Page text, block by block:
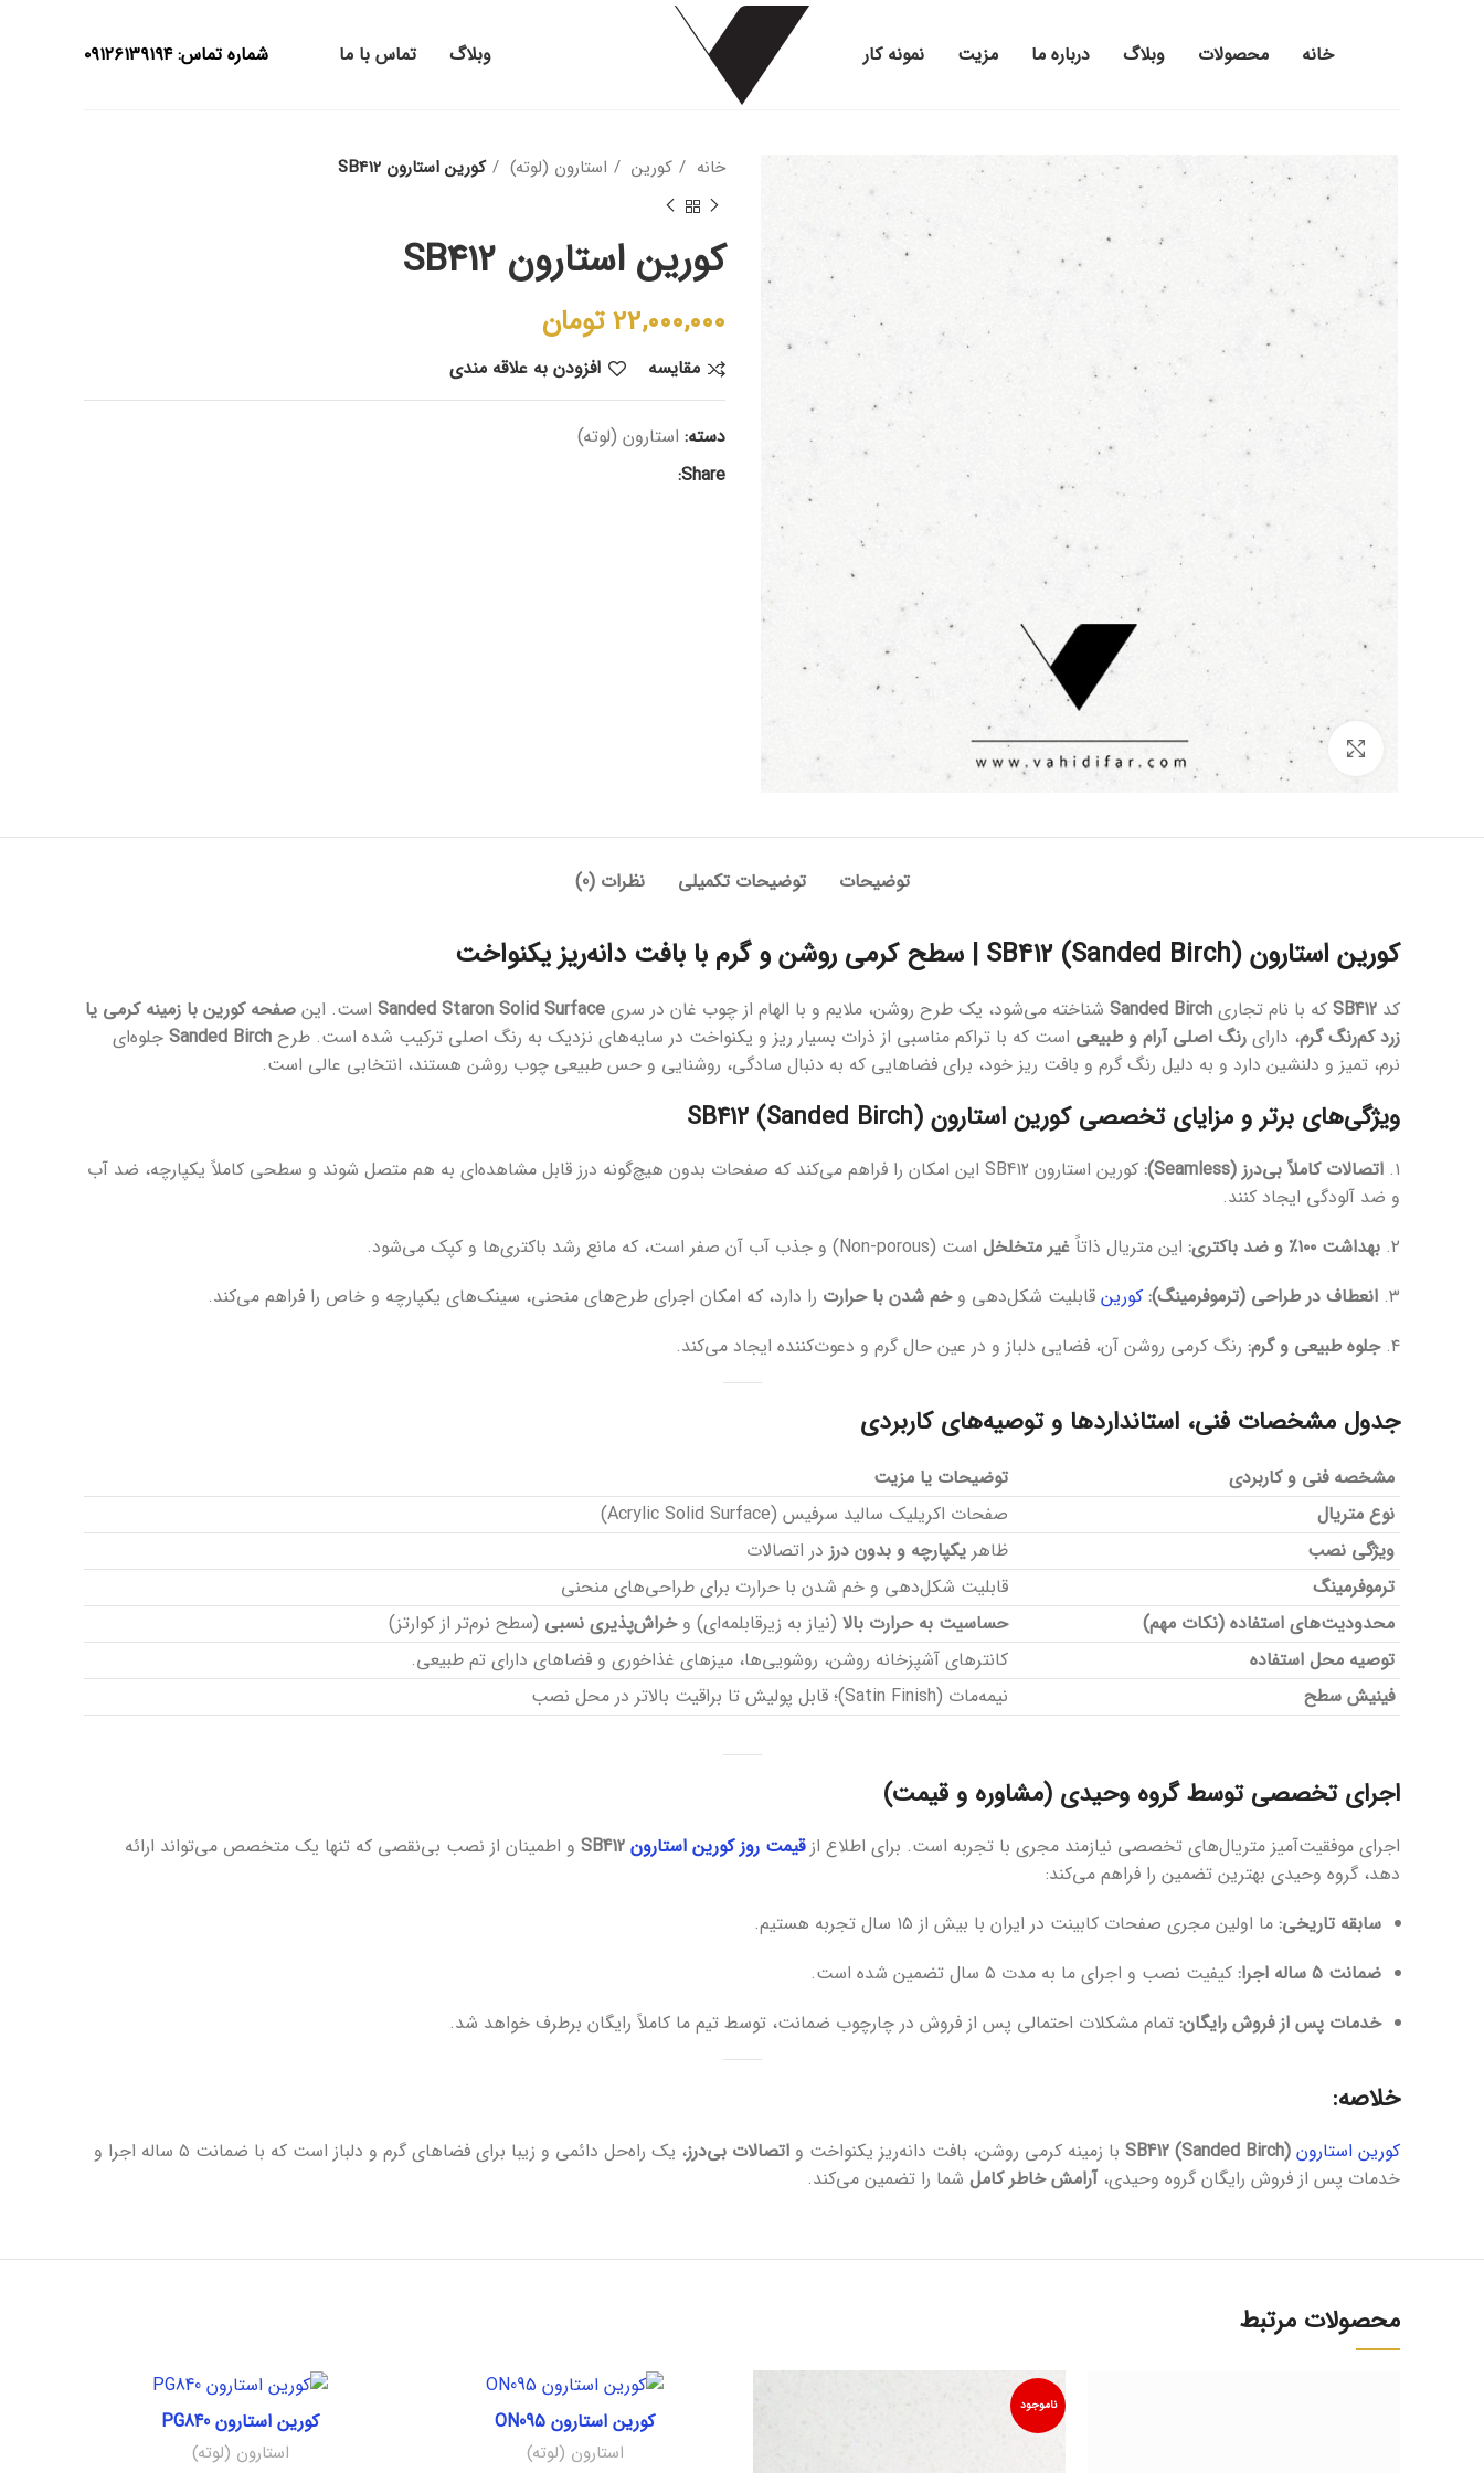
خانه محصولات وبلاگ درباره ما مزیت نمونه کار وبلاگ تماس با ما شماره تماس: ۰۹۱۲۶۱۳۹۱۹۴
بزرگنمایی تصویر
خانه کورین استارون (لوته) کورین استارون SB412
کورین استارون SB412
22,000,000 تومان
مقایسه افزودن به علاقه مندی
دسته: استارون (لوته)
Share:
توضیحات توضیحات تکمیلی نظرات (0)
کورین استارون SB412 (Sanded Birch) | سطح کرمی روشن و گرم با بافت دانه‌ریز یکنواخت
کد SB412 که با نام تجاری Sanded Birch شناخته می‌شود، یک طرح روشن، ملایم و با الهام از چوب غان در سری Sanded Staron Solid Surface است. این صفحه کورین با زمینه کرمی یا
زرد کم‌رنگ گرم، دارای رنگ اصلی آرام و طبیعی است که با تراکم مناسبی از ذرات بسیار ریز و یکنواخت در سایه‌های نزدیک به رنگ اصلی ترکیب شده است. طرح Sanded Birch جلوه‌ای
نرم، تمیز و دلنشین دارد و به دلیل رنگ گرم و بافت ریز خود، برای فضاهایی که به دنبال سادگی، روشنایی و حس طبیعی چوب روشن هستند، انتخابی عالی است.
ویژگی‌های برتر و مزایای تخصصی کورین استارون SB412 (Sanded Birch)
۱. اتصالات کاملاً بی‌درز (Seamless):
کورین استارون SB412 این امکان را فراهم می‌کند که صفحات بدون هیچ‌گونه درز قابل مشاهده‌ای به هم متصل شوند و سطحی کاملاً یکپارچه، ضد آب
و ضد آلودگی ایجاد کنند.
۲. بهداشت ۱۰۰٪ و ضد باکتری: این متریال ذاتاً غیر متخلخل است (Non-porous) و جذب آب آن صفر است، که مانع رشد باکتری‌ها و کپک می‌شود.
۳. انعطاف در طراحی (ترموفرمینگ): کورین قابلیت شکل‌دهی وخم شدن با حرارت را دارد، که امکان اجرای طرح‌های منحنی، سینک‌های یکپارچه و خاص را فراهم می‌کند.
۴. جلوه طبیعی و گرم: رنگ کرمی روشن آن، فضایی دلباز و در عین حال گرم و دعوت‌کننده ایجاد می‌کند.
جدول مشخصات فنی، استانداردها و توصیه‌های کاربردی
مشخصه فنی و کاربردی
توضیحات یا مزیت
نوع متریال
صفحات اکریلیک سالید سرفیس (Acrylic Solid Surface)
ویژگی نصب
ظاهر یکپارچه و بدون درز در اتصالات
ترموفرمینگ
قابلیت شکل‌دهی و خم شدن با حرارت برای طراحی‌های منحنی
محدودیت‌های استفاده (نکات مهم)
حساسیت به حرارت بالا (نیاز به زیرقابلمه‌ای) وخراش‌پذیری نسبی (سطح نرم‌تر از کوارتز)
توصیه محل استفاده
کانترهای آشپزخانه روشن، روشویی‌ها، میزهای غذاخوری و فضاهای دارای تم طبیعی.
فینیش سطح
نیمه‌مات (Satin Finish)؛ قابل پولیش تا براقیت بالاتر در محل نصب
اجرای تخصصی توسط گروه وحیدی (مشاوره و قیمت)
اجرای موفقیت‌آمیز متریال‌های تخصصی نیازمند مجری با تجربه است. برای اطلاع ازقیمت روز کورین استارون
و اطمینان از نصب بی‌نقصی که تنها یک متخصص می‌تواند ارائه
دهد، گروه وحیدی بهترین تضمین را فراهم می‌کند:
سابقه تاریخی: ما اولین مجری صفحات کابینت در ایران با بیش از ۱۵ سال تجربه هستیم.
ضمانت ۵ ساله اجرا:
کیفیت نصب و اجرای ما به مدت ۵ سال تضمین شده است.
خدمات پس از فروش رایگان: تمام مشکلات احتمالی پس از فروش در چارچوب ضمانت، توسط تیم ما کاملاً رایگان برطرف خواهد شد.
خلاصه:
کورین استارون SB412 (Sanded Birch) با زمینه کرمی روشن، بافت دانه‌ریز یکنواخت و اتصالات بی‌درز
، یک راه‌حل دائمی و زیبا برای فضاهای گرم و دلباز است که با ضمانت ۵ ساله اجرا و
خدمات پس از فروش رایگان گروه وحیدی،آرامش خاطر کامل شما را تضمین می‌کند.
محصولات مرتبط
ناموجود
کورین استارون ON095
استارون (لوته)
کورین استارون PG840
استارون (لوته)